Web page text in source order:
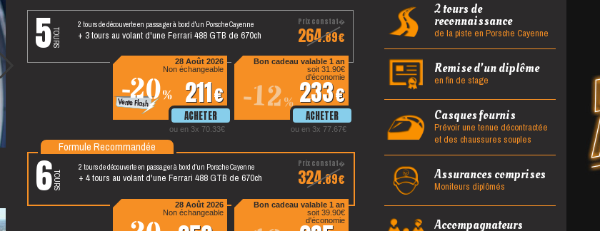
5tours
2 tours de découverte en passager à bord d'un Porsche Cayenne
+ 3 tours au volant d'une Ferrari 488 GTB de 670ch 264.89
Bon cadeau valable 1 an
233
ou en 3x 77.67
-12%
soit 31.90
d'économie
28 Août 2026
Non échangeable
211
ou en 3x 70.33
-20%
6tours
2 tours de découverte en passager à bord d'un Porsche Cayenne
+ 4 tours au volant d'une Ferrari 488 GTB de 670ch 324.89
Bon cadeau valable 1 an
soit 39.90
d'économie
28 Août 2026
Non échangeable
Formule Recommandée
2 tours de
reconnaissance
de la piste en Porsche Cayenne
Remise d'un diplôme
en fin de stage
Casques fournis
Prévoir une tenue décontractée
et des chaussures souples
Assurances comprises
Moniteurs diplômés
Accompagnateurs